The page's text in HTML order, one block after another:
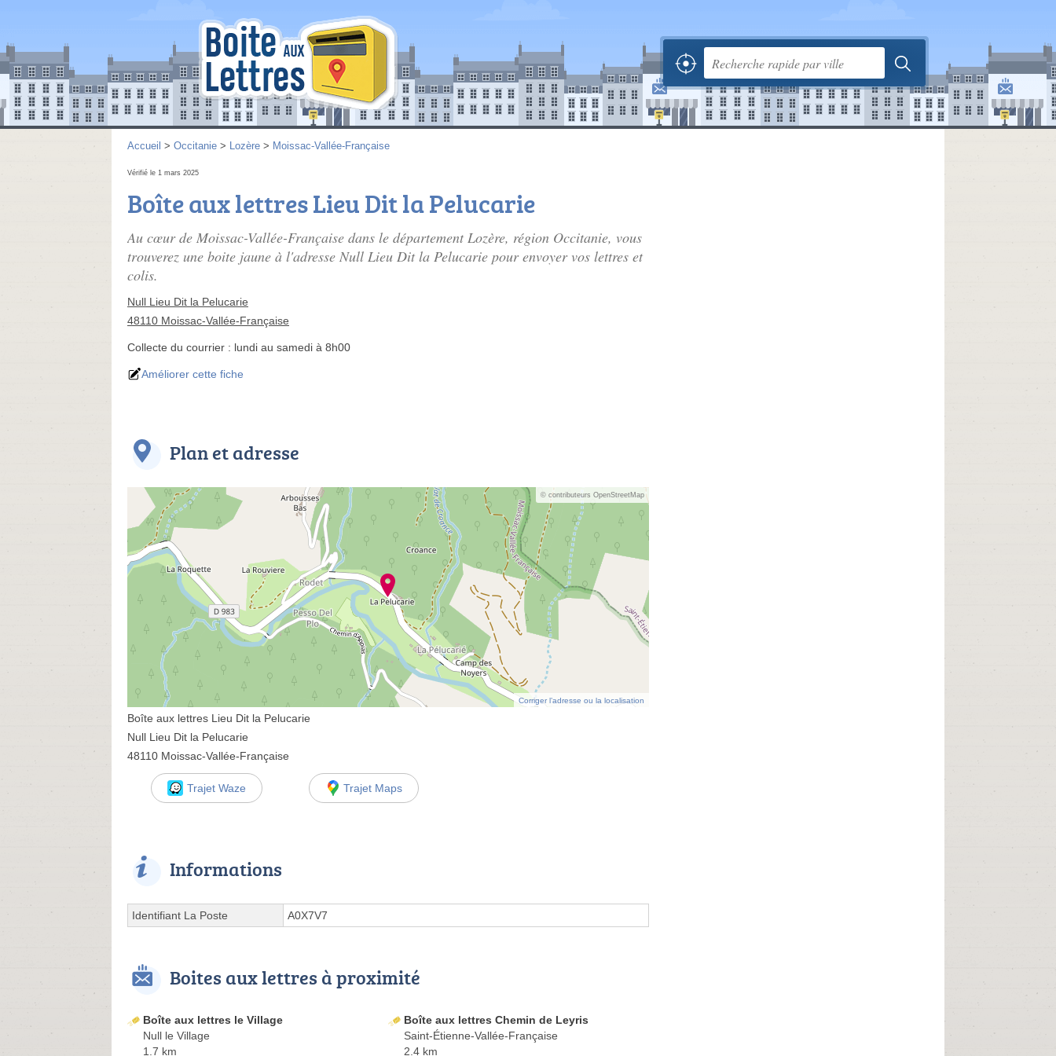
Accueil > Occitanie > Lozère > Moissac-Vallée-Française
Vérifié le 1 mars 2025
Boîte aux lettres Lieu Dit la Pelucarie
Au cœur de Moissac-Vallée-Française dans le département Lozère, région Occitanie, vous
trouverez une boite jaune à l'adresse Null Lieu Dit la Pelucarie pour envoyer vos lettres et
colis.
Null Lieu Dit la Pelucarie
48110 Moissac-Vallée-Française
Collecte du courrier : lundi au samedi à 8h00
Améliorer cette fiche
Plan et adresse
© contributeurs OpenStreetMap
Corriger l’adresse ou la localisation
Boîte aux lettres Lieu Dit la Pelucarie
Null Lieu Dit la Pelucarie
48110 Moissac-Vallée-Française
Trajet Waze Trajet Maps
Informations
Identifiant La Poste A0X7V7
Boites aux lettres à proximité
Boîte aux lettres le Village
Null le Village
1.7 km
Boîte aux lettres Chemin de Leyris
Saint-Étienne-Vallée-Française
2.4 km